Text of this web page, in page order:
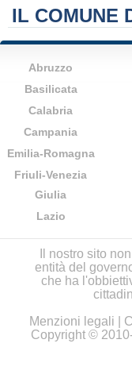
IL COMUNE
Abruzzo
Basilicata
Calabria
Campania
Emilia-Romagna
Friuli-Venezia
Giulia
Lazio
Il nostro sito
entità del
che ha
Menzioni legali
Copyright ©